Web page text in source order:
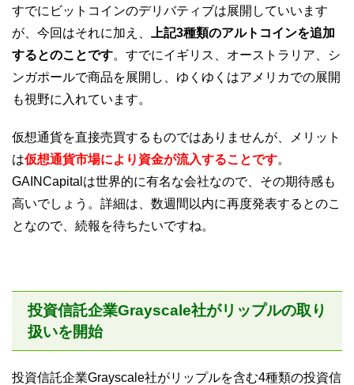
すでにビットコインのデリバティブは展開していいます
が、今回はそれに加え、
上記3種類のアルトコインを追加
するとのことです。すでにイギリス、オーストラリア、シ
ンガポールで商品を展開し、ゆくゆくはアメリカでの展開
も視野に入れています。
仮想通貨を直接売買するものではありませんが、メリット
は仮想通貨市場により資金が流入することです。
GAINCapitalは世界的に有名な会社なので、その期待感も
高いでしょう。詳細は、数週間以内に再度発表するとのこ
となので、続報を待ちたいですね。
投資信託企業Grayscale社がリップルの取り
扱いを開始
投資信託企業Grayscale社がリップルを含む4種類の投資信